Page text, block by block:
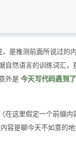
是推测前面所说过的
自然语言的训练词汇，
外是 今天写代码遇到
在这里假定一个前缀内
容是聊今天不如意的